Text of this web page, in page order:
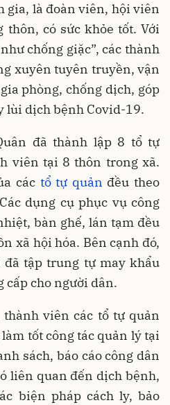
gia, là đoàn viên, hội viên
có sức khỏe tốt. Với
chống giặc”, các thành
xuyên tuyên truyền, vận
phòng, chống dịch, góp
lùi dịch bệnh Covid-19.
đã thành lập 8 tổ tự
viên tại 8 thôn trong xã.
các tổ tự quản đều theo
dụng cụ phục vụ công
bàn ghế, lán tạm đều
xã hội hóa. Bên cạnh đó,
đã tập trung tự may khẩu
cấp cho người dân.
viên các tổ tự quản
tốt công tác quản lý tại
sách, báo cáo công dân
liên quan đến dịch bệnh,
biện pháp cách ly, bảo